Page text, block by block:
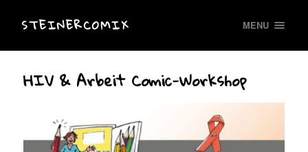
STEINERCOMIX MENU
HIV & Arbeit Comic-Workshop